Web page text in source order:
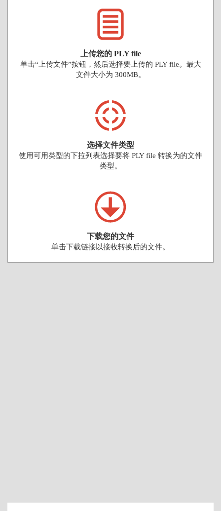
上传您的 PLY file
单击“上传文件”按钮，然后选择要上传的 PLY file。最大
文件大小为 300MB。
选择文件类型
使用可用类型的下拉列表选择要将 PLY file 转换为的文件
类型。
下载您的文件
单击下载链接以接收转换后的文件。